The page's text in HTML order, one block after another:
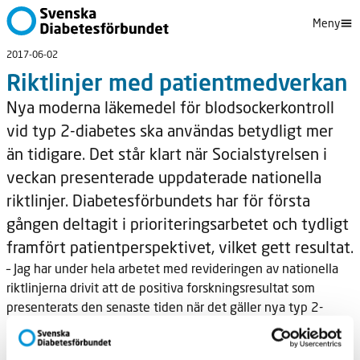
Meny
2017-06-02
Riktlinjer med patientmedverkan
Nya moderna läkemedel för blodsockerkontroll
vid typ 2-diabetes ska användas betydligt mer
än tidigare. Det står klart när Socialstyrelsen i
veckan presenterade uppdaterade nationella
riktlinjer. Diabetesförbundets har för första
gången deltagit i prioriteringsarbetet och tydligt
framfört patientperspektivet, vilket gett resultat.
– Jag har under hela arbetet med revideringen av nationella
riktlinjerna drivit att de positiva forskningsresultat som
presenterats den senaste tiden när det gäller nya typ 2-
läkemedel måste få genomslag i riktlinjerna, säger
Diabetesförbundets vårdpolitiska utredare, Lena Insulander,